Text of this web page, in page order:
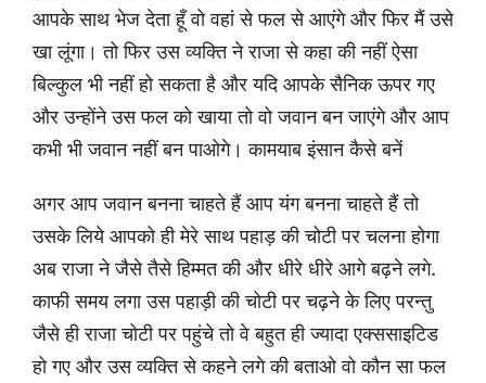
आपके साथ भेज देता हूँ वो वहां से फल से आएंगे और फिर मैं उसे
खा लूंगा। तो फिर उस व्यक्ति ने राजा से कहा की नहीं ऐसा
बिल्कुल भी नहीं हो सकता है और यदि आपके सैनिक ऊपर गए
और उन्होंने उस फल को खाया तो वो जवान बन जाएंगे और आप
कभी भी जवान नहीं बन पाओगे। कामयाब इंसान कैसे बनें
अगर आप जवान बनना चाहते हैं आप यंग बनना चाहते हैं तो
उसके लिये आपको ही मेरे साथ पहाड़ की चोटी पर चलना होगा
अब राजा ने जैसे तैसे हिम्मत की और धीरे धीरे आगे बढ़ने लगे.
काफी समय लगा उस पहाड़ी की चोटी पर चढ़ने के लिए परन्तु
जैसे ही राजा चोटी पर पहुंचे तो वे बहुत ही ज्यादा एक्ससाइटिड
हो गए और उस व्यक्ति से कहने लगे की बताओ वो कौन सा फल